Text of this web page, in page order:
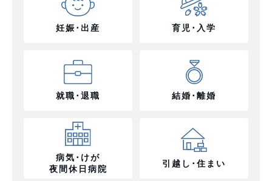
妊娠･出産 育児･入学
就職･退職 結婚･離婚
病気･けが
夜間休日病院
引越し･住まい